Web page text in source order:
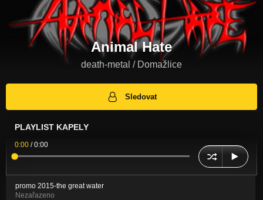
Animal Hate
death-metal / Domažlice
Sledovat
PLAYLIST KAPELY
0:00 /0:00
promo 2015-the great water
Nezařazeno